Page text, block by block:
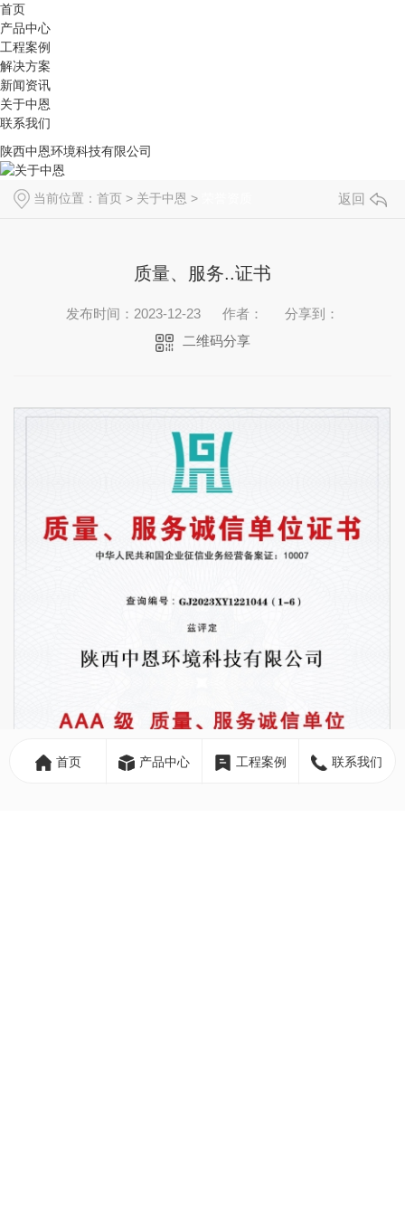
首页
产品中心
工程案例
解决方案
新闻资讯
关于中恩
联系我们
陕西中恩环境科技有限公司
当前位置： 首页 > 关于中恩 > 返回
质量、服务..证书
发布时间：2023-12-23 作者：
分享到：
二维码分享
首页 产品中心 工程案例 联系我们